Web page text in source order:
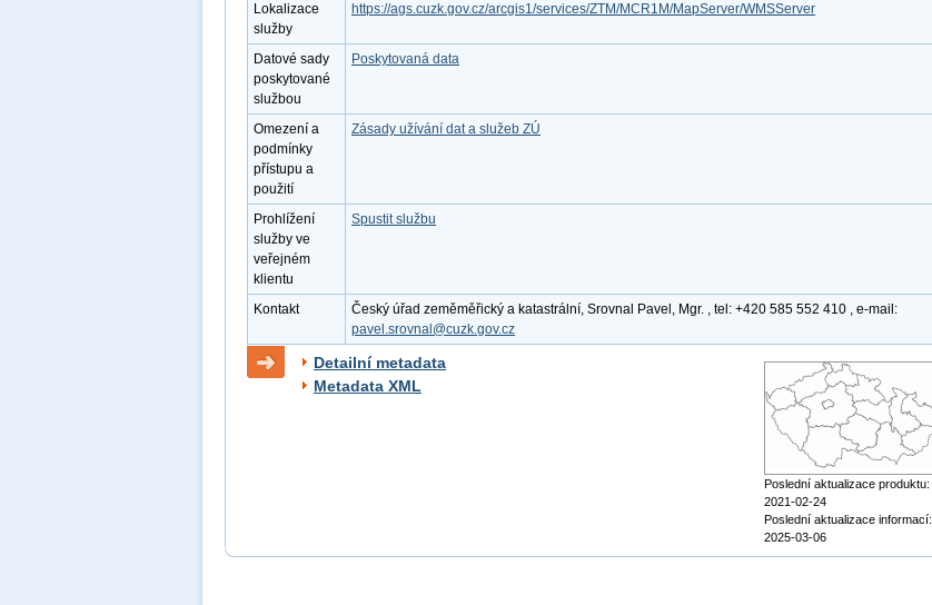
Lokalizace
služby
https://ags.cuzk.gov.cz/arcgis1/services/ZTM/MCR1M/MapServer/WMSServer
Datové sady
poskytované
službou
Poskytovaná data
Omezení a
podmínky
přístupu a
použití
Zásady užívání dat a služeb ZÚ
Prohlížení
služby ve
veřejném
klientu
Spustit službu
Kontakt
Český úřad zeměměřický a katastrální, Srovnal Pavel, Mgr. , tel: +420 585 552 410 , e-mail:
pavel.srovnal@cuzk.gov.cz
Detailní metadata
Metadata XML
Poslední aktualizace produktu:
2021-02-24
Poslední aktualizace informací:
2025-03-06